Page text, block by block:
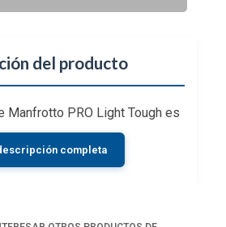
del producto
Manfrotto PRO Light Tough es
exclusivo compatible con
Manfrotto PRO Light
6 según el modelo de
completa